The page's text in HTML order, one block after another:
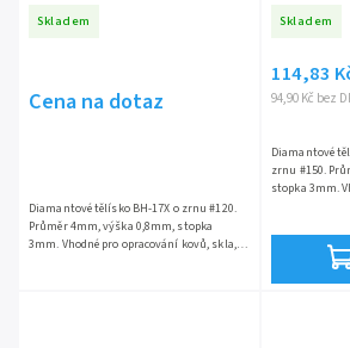
Skladem
Cena na dotaz
Diamantové tělísko BH-17X o zrnu #120.
Průměr 4mm, výška 0,8mm, stopka
3mm. Vhodné pro opracování kovů, skla,
Skladem
94,90 Kč bez
114,83
Diamantové
zrnu #150.
stopka 3mm.